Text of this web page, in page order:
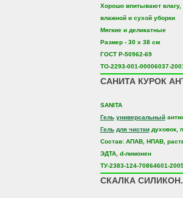
Хорошо впитывают влагу,
влажной и сухой уборки
Мягкие и деликатные
Размер - 30 х 38 см
ГОСТ Р-50962-69
ТО-2293-001-00006037-
САНИТА КУРОК
SANITA
Гель универсальный
Гель для чисткидуховок,
Состав: АПАВ, НПАВ,
ЭДТА, d-лимонен
ТУ-2383-124-70864601-
СКАЛКА СИЛИКОН.